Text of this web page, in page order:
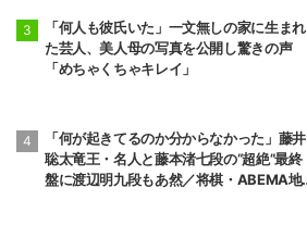
「何人も彼氏いた」一文無しの家に生まれ
た芸人、美人母の写真を公開し驚きの声
「めちゃくちゃキレイ」
「何が起きてるのか分からなかった」藤井
聡太竜王・名人と藤本渚七段の“超絶”最終
盤に渡辺明九段もあ然／将棋・ABEMA地